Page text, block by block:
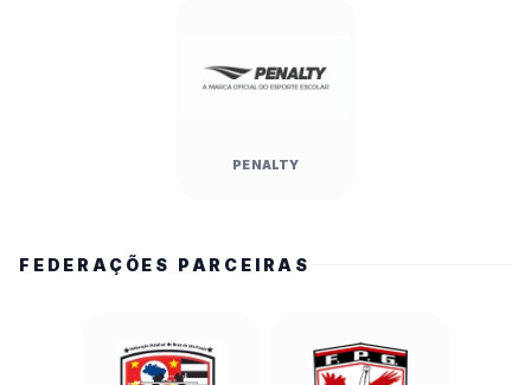
PENALTY
FEDERAÇÕES PARCEIRAS